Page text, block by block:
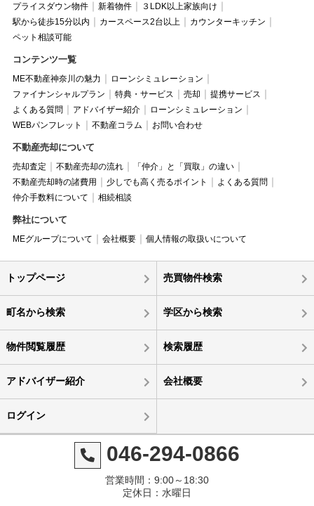
プライスダウン物件
新着物件
３LDK以上家族向け
駅から徒歩15分以内
カースペース2台以上
カウンターキッチン
ペット相談可能
コンテンツ一覧
ME不動産神奈川の魅力
ローンシミュレーション
ファイナンシャルプラン
特典・サービス 売却
提携サービス
よくある質問
アドバイザー紹介
ローンシミュレーション
WEBパンフレット
不動産コラム お問い合わせ
不動産売却について
売却査定 不動産売却の流れ
「仲介」と「買取」の違い
不動産売却時の諸費用
少しでも高く売るポイント
よくある質問
仲介手数料について
相続相談
弊社について
MEグループについて 会社概要 個人情報の取扱いについて
トップページ 売買物件検索
町名から検索 学区から検索
物件閲覧履歴 検索履歴
アドバイザー紹介 会社概要
ログイン
046-294-0866
営業時間：9:00～18:30
定休日：水曜日